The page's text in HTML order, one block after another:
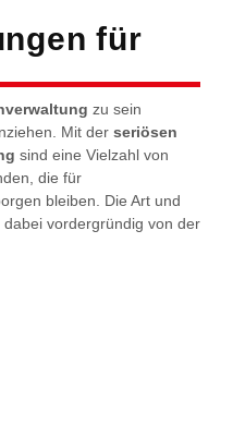
für
zu sein
Mit der seriösen
sind eine Vielzahl von
die für
bleiben. Die Art und
vordergründig von der